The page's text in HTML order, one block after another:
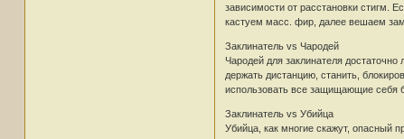
зависимости от расстановки стигм.
кастуем масс. фир, далее вешаем
Заклинатель vs Чародей
Чародей для заклинателя
держать дистанцию, станить,
использовать все защищающие себя
Заклинатель vs Убийца
Убийца, как многие скажут, опасный